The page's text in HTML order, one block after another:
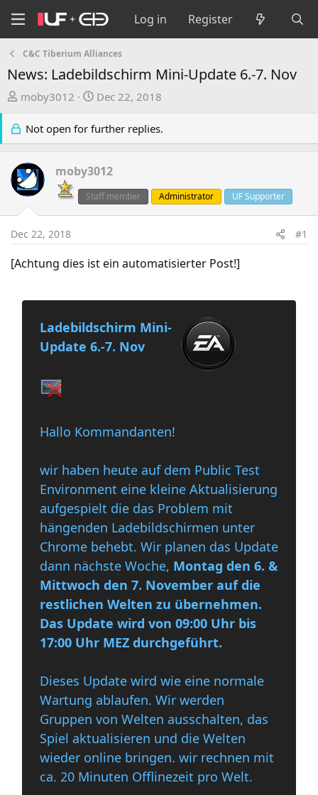
Log in Register
C&C Tiberium Alliances
News: Ladebildschirm Mini-Update 6.-7. Nov
T
r
e
d
s
r
e
moby3012
S
a
r
d
a
t
e
Dec 22, 2018
Not open for further replies.
moby3012
Staff member Administrator UF Supporter
Dec 22, 2018 #1
[Achtung dies ist ein automatisierter Post!]
Ladebildschirm Mini-
Update 6.-7. Nov
Hallo Kommandanten!
wir haben heute auf dem Public Test
Environment eine kleine Aktualisierung
aufgespielt die das Problem mit
hängenden Ladebildschirmen unter
Chrome behebt. Wir planen das Update
dann nächste Woche, Montag den 6. &
Mittwoch den 7. November auf die
restlichen Welten zu übernehmen.
Das Update wird von 09:00 Uhr bis
17:00 Uhr MEZ durchgeführt.
Dieses Update wird wie eine normale
Wartung ablaufen. Wir werden
Gruppen von Welten ausschalten, das
Spiel aktualisieren und die Welten
wieder online bringen. wir rechnen mit
ca. 20 Minuten Offlinezeit pro Welt.